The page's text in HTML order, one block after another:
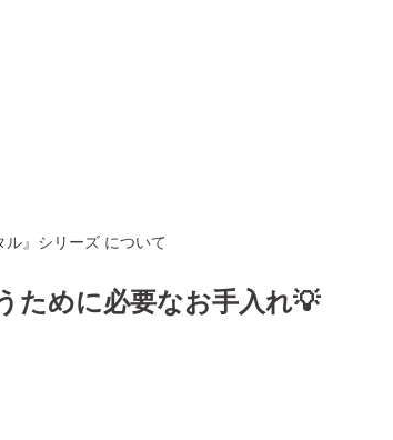
』シリーズ について
ために必要なお手入れ💡